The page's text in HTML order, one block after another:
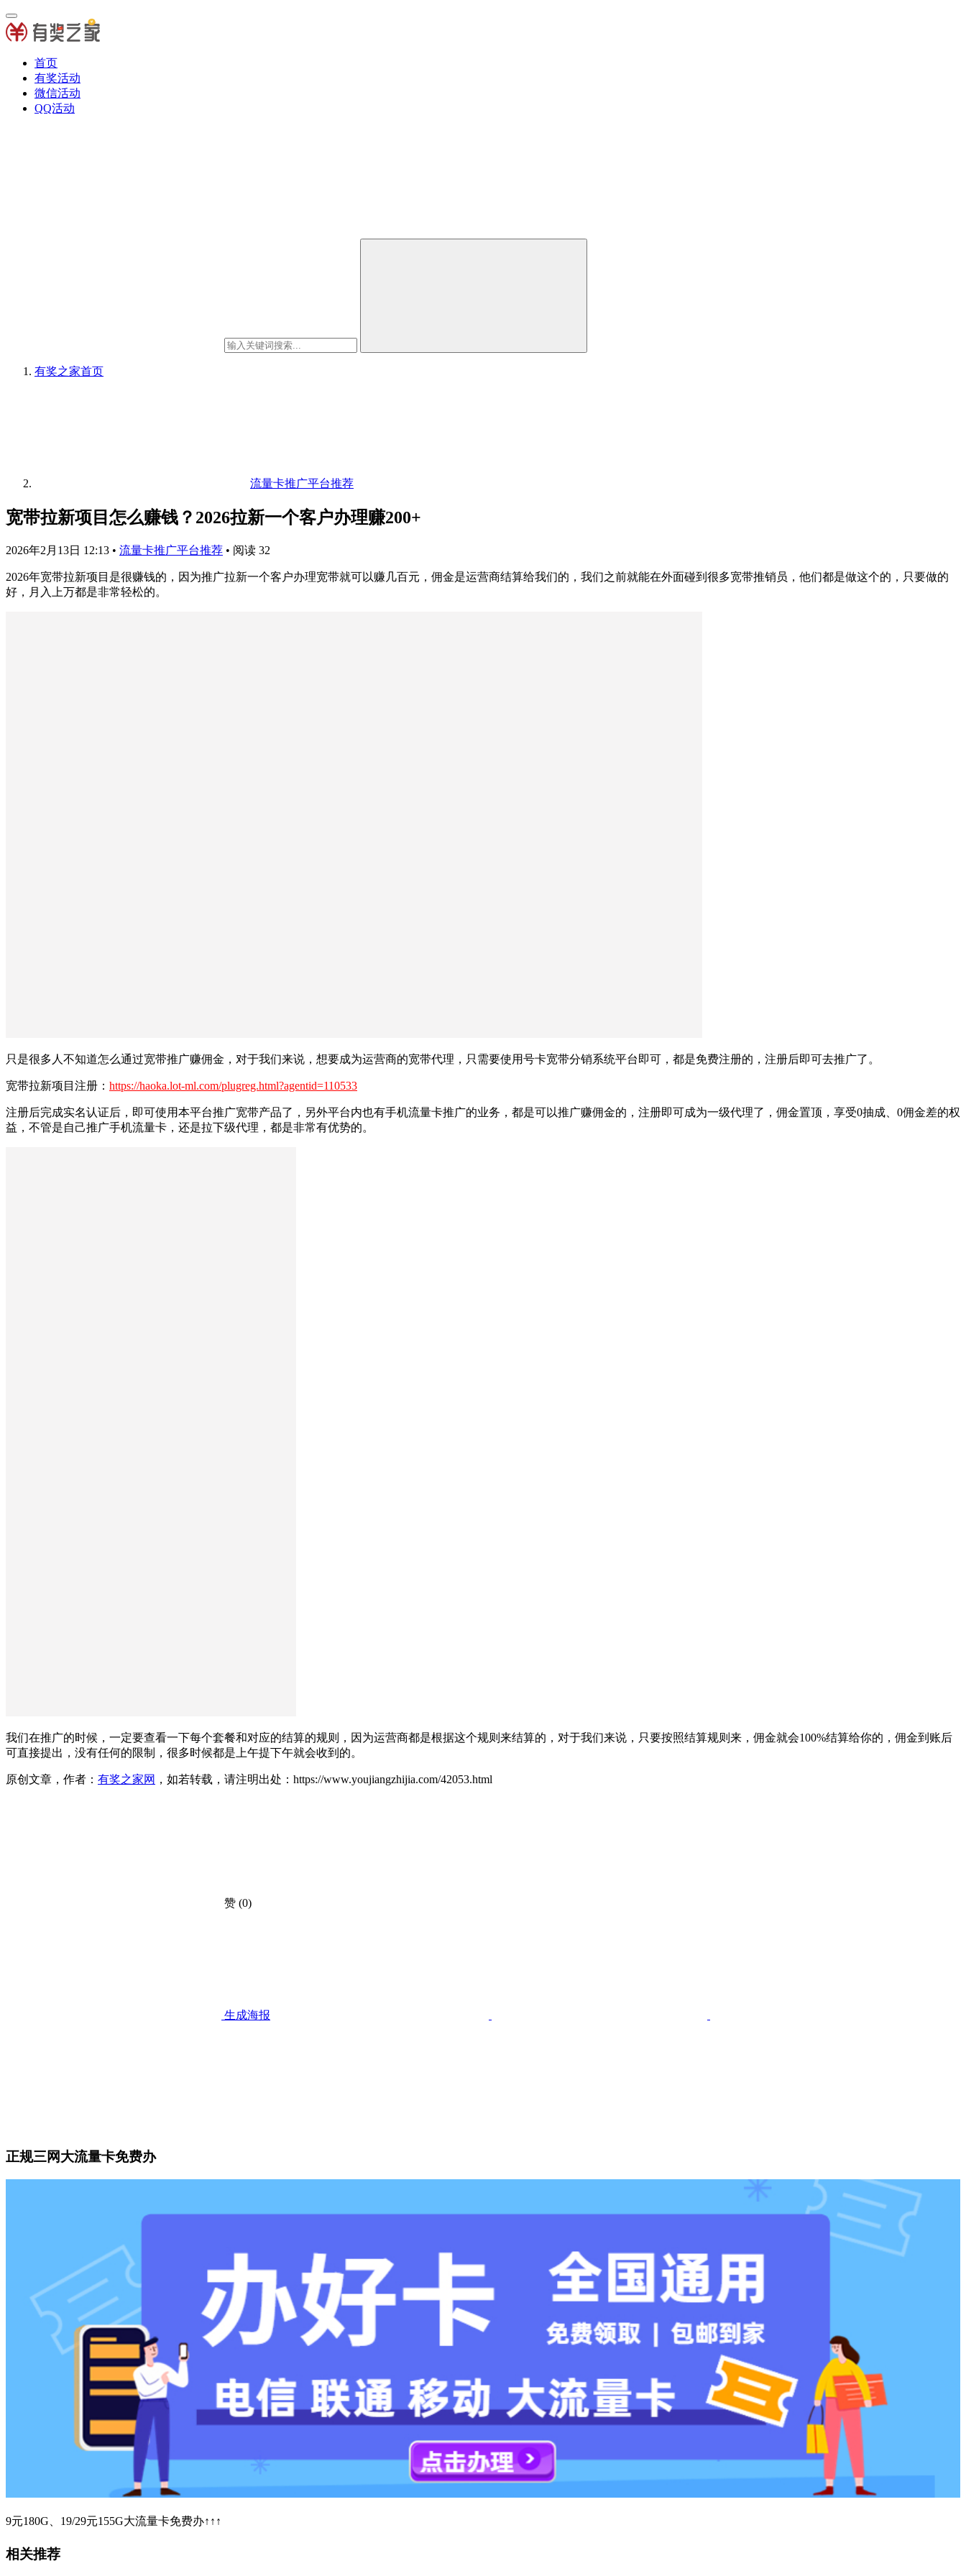
首页
有奖活动
微信活动
QQ活动
有奖之家首页
流量卡推广平台推荐
宽带拉新项目怎么赚钱？2026拉新一个客户办理赚200+
2026年2月13日 12:13 • 流量卡推广平台推荐 • 阅读 32
2026年宽带拉新项目是很赚钱的，因为推广拉新一个客户办理宽带就可以赚几百元，佣金是运营商结算给我们的，我们之前就能在外面碰到很多宽带推销员，他们都是做这个的，只要做的
好，月入上万都是非常轻松的。
只是很多人不知道怎么通过宽带推广赚佣金，对于我们来说，想要成为运营商的宽带代理，只需要使用号卡宽带分销系统平台即可，都是免费注册的，注册后即可去推广了。
宽带拉新项目注册： https://haoka.lot-ml.com/plugreg.html?agentid=110533
注册后完成实名认证后，即可使用本平台推广宽带产品了，另外平台内也有手机流量卡推广的业务，都是可以推广赚佣金的，注册即可成为一级代理了，佣金置顶，享受0抽成、0佣金差的权
益，不管是自己推广手机流量卡，还是拉下级代理，都是非常有优势的。
我们在推广的时候，一定要查看一下每个套餐和对应的结算的规则，因为运营商都是根据这个规则来结算的，对于我们来说，只要按照结算规则来，佣金就会100%结算给你的，佣金到账后
可直接提出，没有任何的限制，很多时候都是上午提下午就会收到的。
原创文章，作者： 有奖之家网 ，如若转载，请注明出处：https://www.youjiangzhijia.com/42053.html
赞 (0)
生成海报
正规三网大流量卡免费办
9元180G、19/29元155G大流量卡免费办↑↑↑
相关推荐